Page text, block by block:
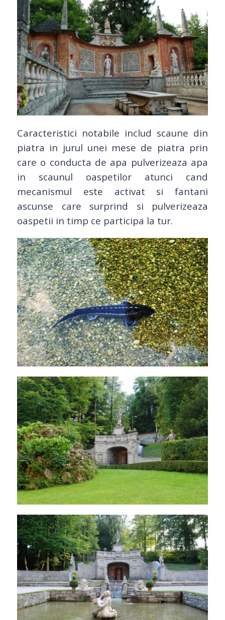
Caracteristici notabile includ scaune din
piatra in jurul unei mese de piatra prin
care o conducta de apa pulverizeaza apa
in scaunul oaspetilor atunci cand
mecanismul este activat si fantani
ascunse care surprind si pulverizeaza
oaspetii in timp ce participa la tur.